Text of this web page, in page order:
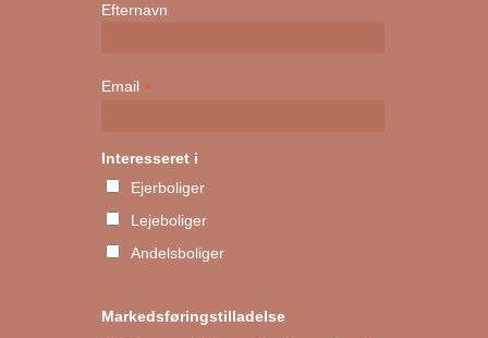
Efternavn
Email *
Interesseret i
Ejerboliger
Lejeboliger
Andelsboliger
Markedsføringstilladelse